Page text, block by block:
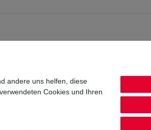
andere uns helfen, diese
Cookies und Ihren